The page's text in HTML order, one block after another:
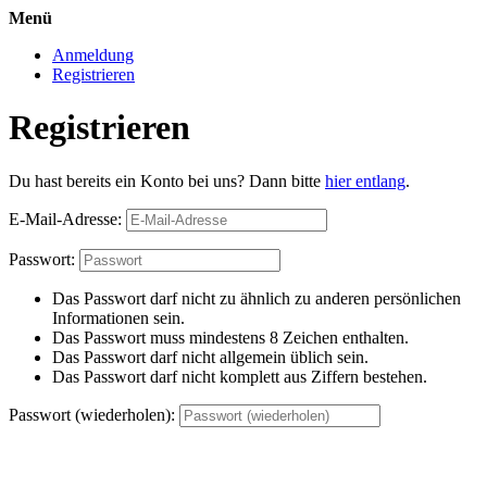
Menü
Anmeldung
Registrieren
Registrieren
Du hast bereits ein Konto bei uns? Dann bitte hier entlang.
E-Mail-Adresse:
Passwort:
Das Passwort darf nicht zu ähnlich zu anderen persönlichen
Informationen sein.
Das Passwort muss mindestens 8 Zeichen enthalten.
Das Passwort darf nicht allgemein üblich sein.
Das Passwort darf nicht komplett aus Ziffern bestehen.
Passwort (wiederholen):